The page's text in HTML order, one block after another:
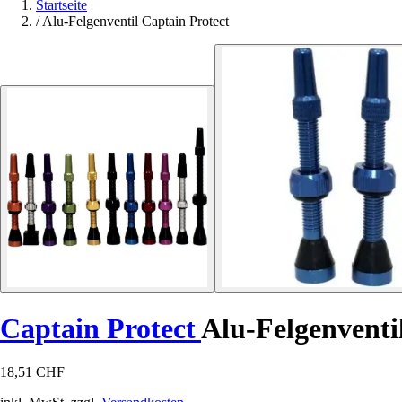
Startseite
/ Alu-Felgenventil Captain Protect
Captain ProtectAlu-
18,51 CHF